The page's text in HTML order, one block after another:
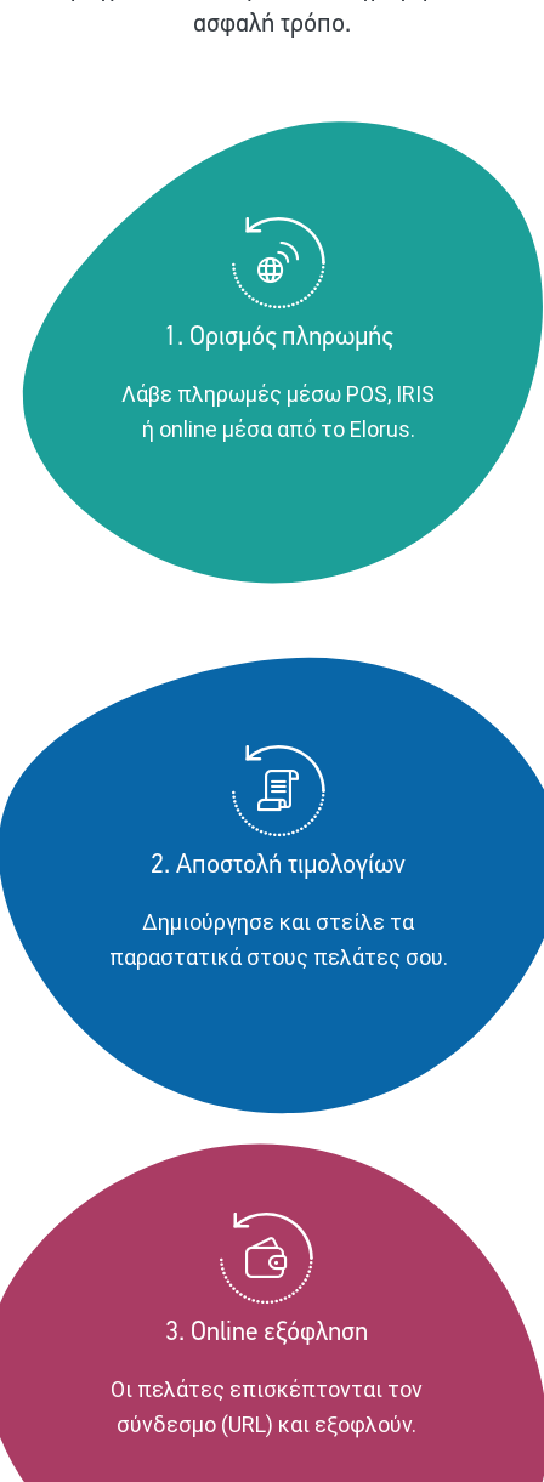
ασφαλή τρόπο.
1. Ορισμός πληρωμής
Λάβε πληρωμές μέσω POS, IRIS
ή online μέσα από το Elorus.
2. Αποστολή τιμολογίων
Δημιούργησε και στείλε τα
παραστατικά στους πελάτες σου.
3. Online εξόφληση
Οι πελάτες επισκέπτονται τον
σύνδεσμο (URL) και εξοφλούν.